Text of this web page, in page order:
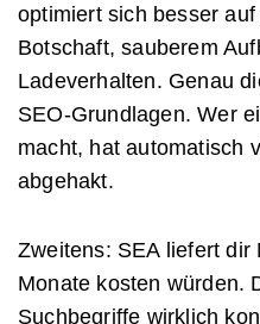
optimiert sich besser
Botschaft, sauberem
Ladeverhalten. Genau
SEO-Grundlagen. Wer
macht, hat automatisch
abgehakt.
Zweitens: SEA liefert dir
Monate kosten würden.
Suchbegriffe wirklich